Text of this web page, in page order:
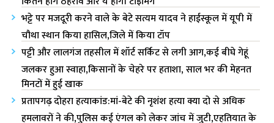
भट्टे पर मजदूरी करने वाले के बेटे सत्यम यादव ने हाईस्कूल में यूपी में
चौथा स्थान किया हासिल,जिले में किया टॉप
पट्टी और लालगंज तहसील में शॉर्ट सर्किट से लगी आग,कई बीघे गेहूं
जलकर हुआ स्वाहा,किसानों के चेहरे पर हताशा, साल भर की मेहनत
मिनटों में हुई खाक
प्रतापगढ़ दोहरा हत्याकांड:मां-बेटे की नृशंश हत्या क्या दो से अधिक
हमलावरों ने की,पुलिस कई एंगल को लेकर जांच में जुटी,एहतियात के